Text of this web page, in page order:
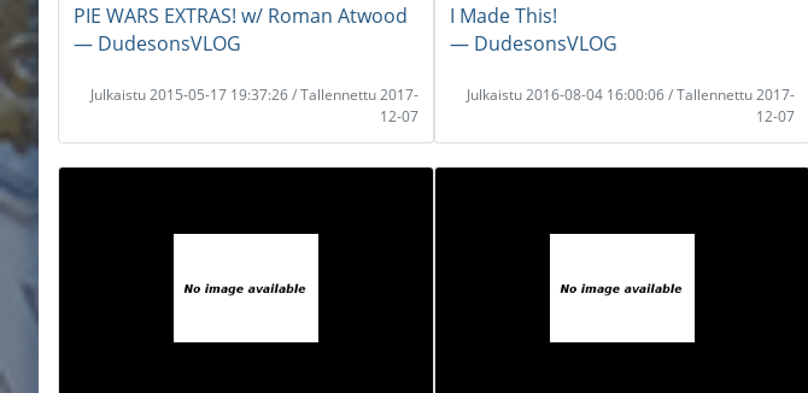
PIE WARS EXTRAS! w/ Roman Atwood
― DudesonsVLOG
Julkaistu 2015-05-17 19:37:26 / Tallennettu 2017-
12-07
I Made This!
― DudesonsVLOG
Julkaistu 2016-08-04 16:00:06 / Tallennettu 2017-
12-07